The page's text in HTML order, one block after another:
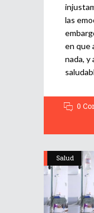
las
en que
nada, y
0
Salud